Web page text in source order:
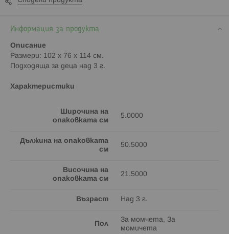
Информация за продукта
Описание
Размери: 102 х 76 х 114 см.
Подходяща за деца над 3 г.
Характеристики
Широчина на
опаковката см
5.0000
Дължина на опаковката
см
50.5000
Височина на
опаковката см
21.5000
Възраст Над 3 г.
Пол
За момчета, За
момичета